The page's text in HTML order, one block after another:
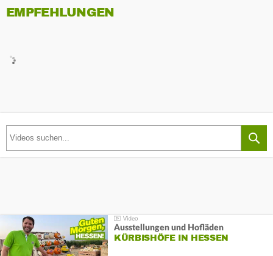
EMPFEHLUNGEN
Ausstellungen und Hofläden
KÜRBISHÖFE IN HESSEN